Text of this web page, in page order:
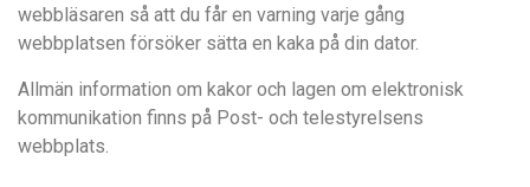
webbläsaren så att du får en varning varje gång
webbplatsen försöker sätta en kaka på din dator.
Allmän information om kakor och lagen om elektronisk
kommunikation finns på Post- och telestyrelsens
webbplats.